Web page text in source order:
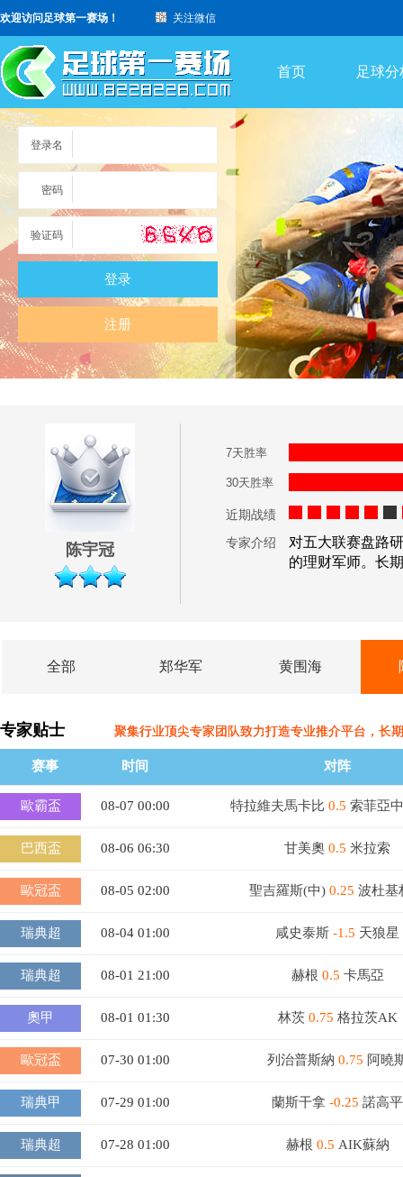
欢迎访问足球第一赛场！ 关注微信
首页 足球分
登录名
密码
验证码
陈宇冠
7天胜率
30天胜率
近期战绩
专家介绍
对五大联赛盘路
的理财军师。长
全部 郑华军 黄围海
专家贴士 聚集行业顶尖专家团队致力打造专业推介平台，长
赛事 时间 对阵
歐霸盃 08-07 00:00 特拉維夫馬卡比 0.5 索菲亞
巴西盃 08-06 06:30 甘美奧 0.5 米拉索
歐冠盃 08-05 02:00 聖吉羅斯(中) 0.25 波杜基
瑞典超 08-04 01:00 咸史泰斯 -1.5 天狼星
瑞典超 08-01 21:00 赫根 0.5 卡馬亞
奧甲 08-01 01:30 林茨 0.75 格拉茨AK
歐冠盃 07-30 01:00 列治普斯納 0.75 阿曉
瑞典甲 07-29 01:00 蘭斯干拿 -0.25 諾高平
瑞典超 07-28 01:00 赫根 0.5 AIK蘇納